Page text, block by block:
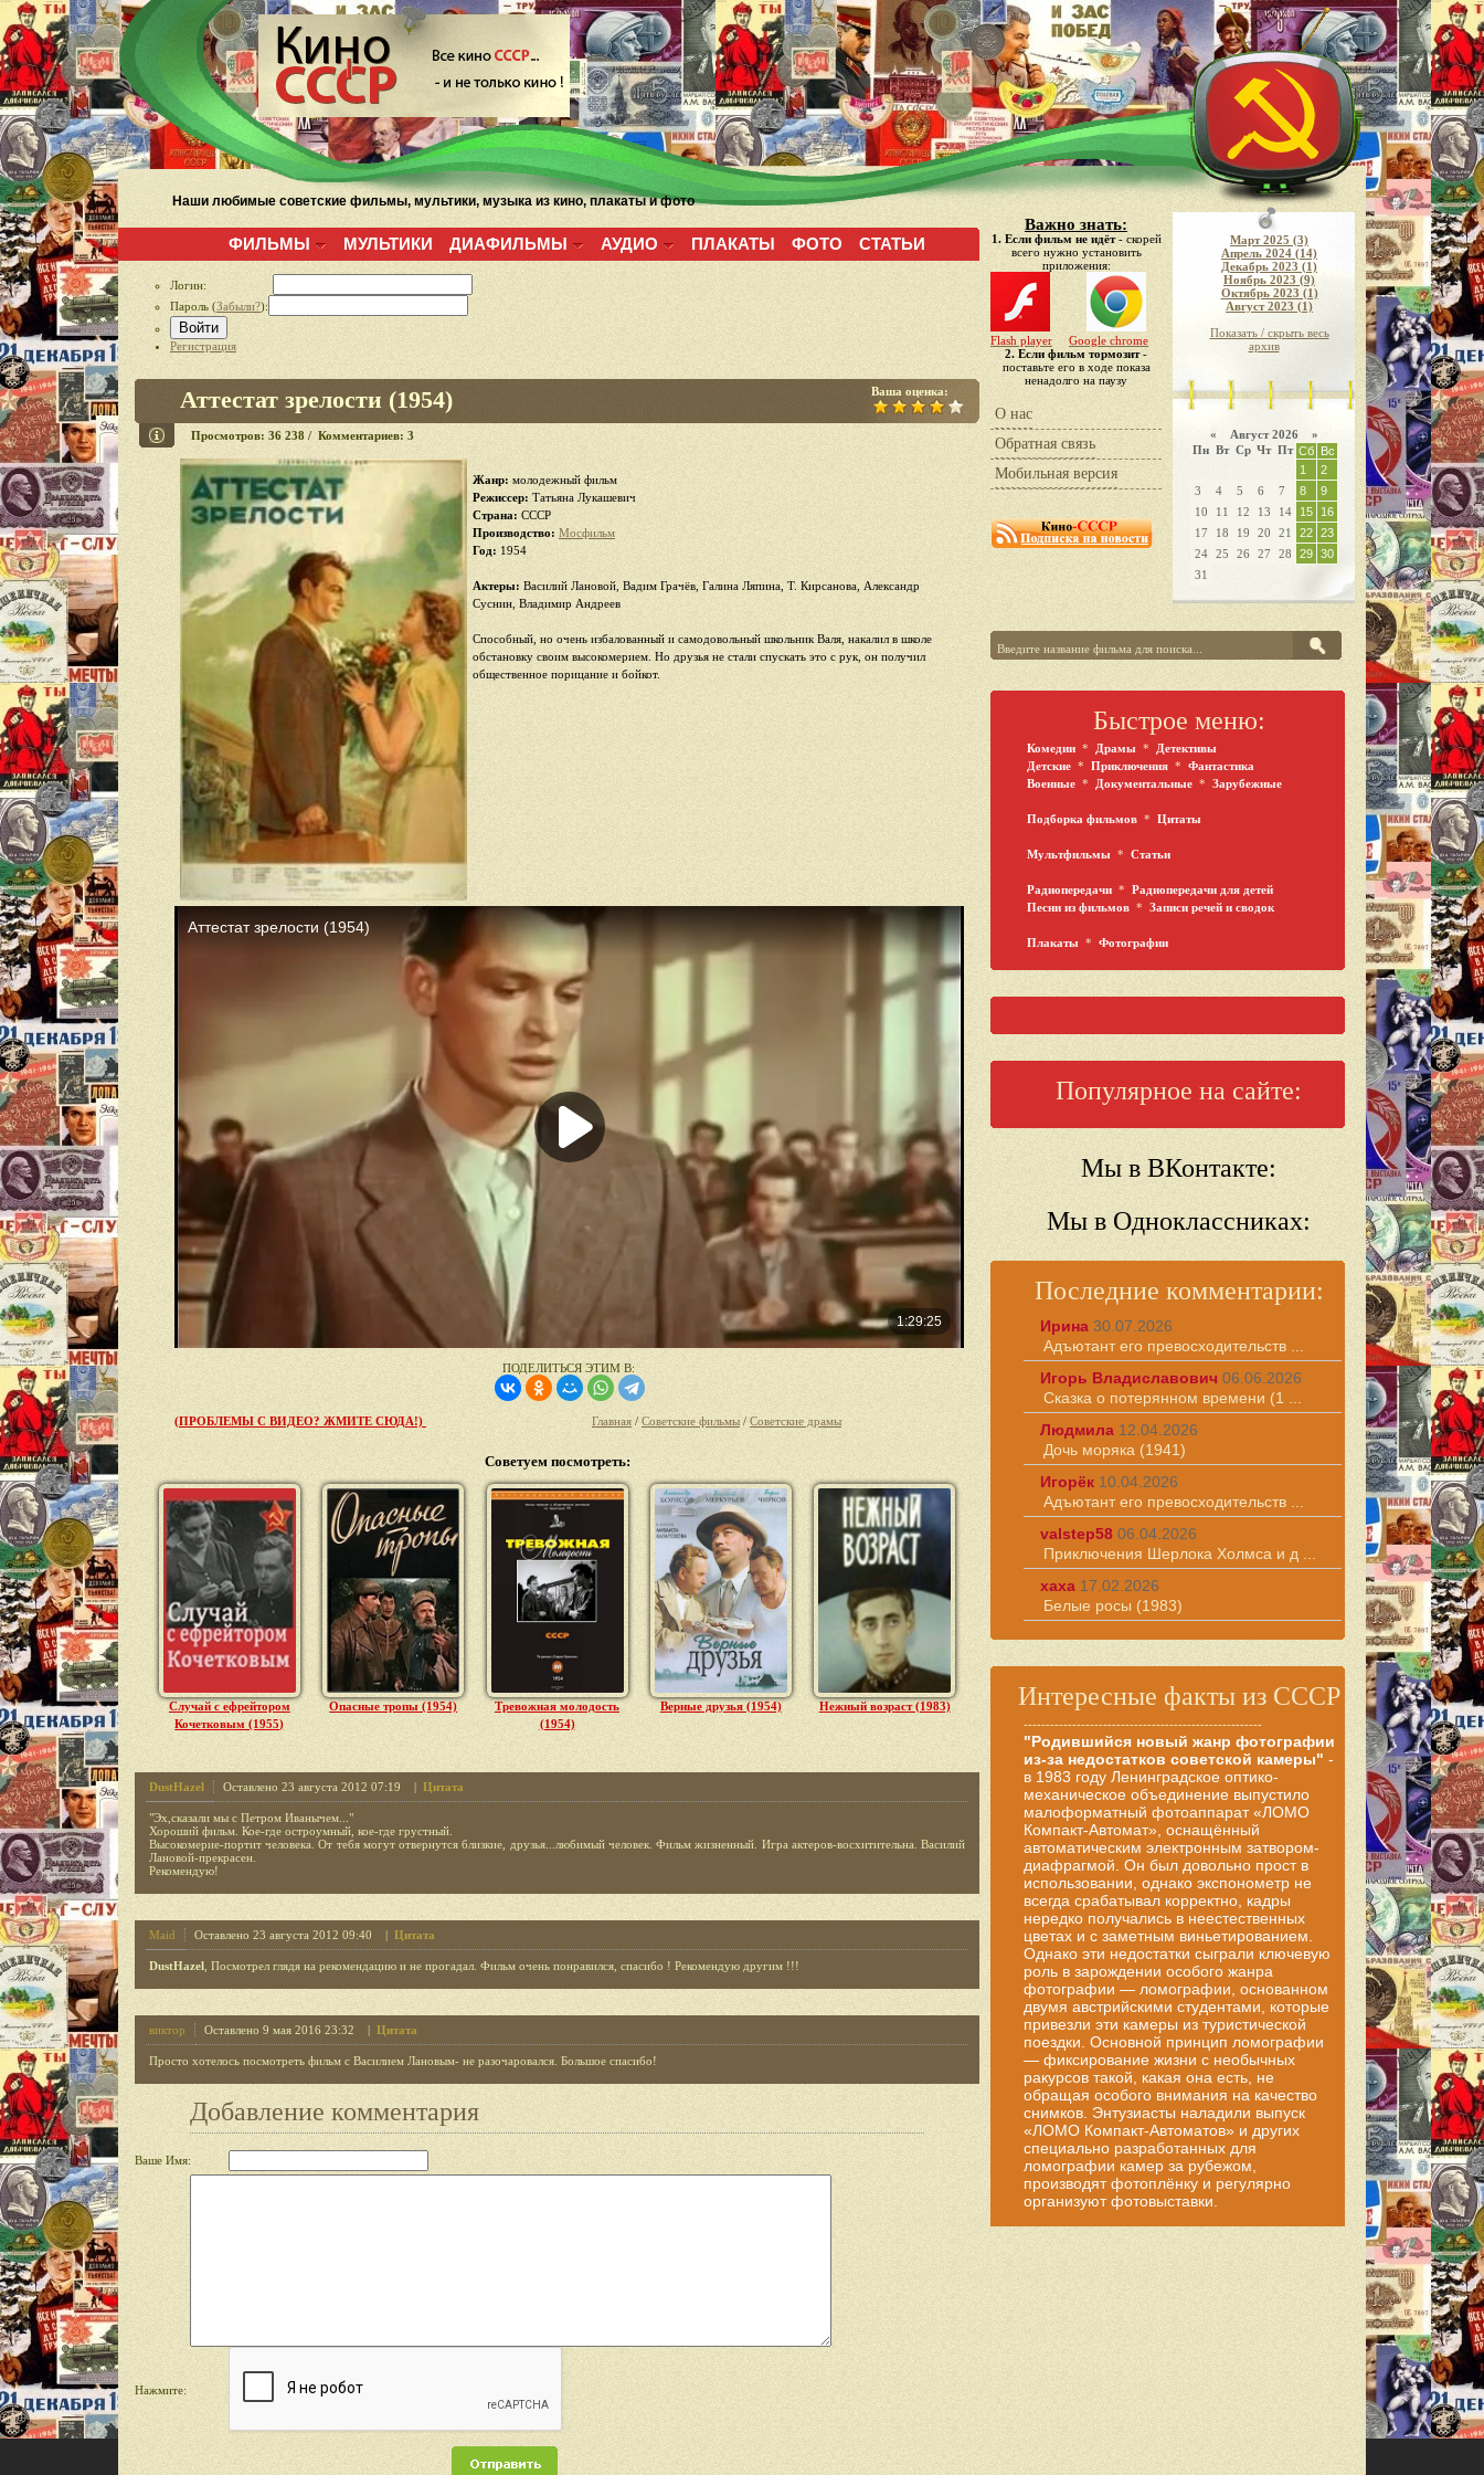
Наши любимые советские фильмы, мультики, музыка из кино, плакаты и фото
ФИЛЬМЫ МУЛЬТИКИ ДИАФИЛЬМЫ АУДИО ПЛАКАТЫ ФОТО СТАТЬИ
Логин:
Пароль (Забыли?):
Войти
Регистрация
Аттестат зрелости (1954) Ваша оценка:
Просмотров: 36 238 / Комментариев: 3
Жанр: молодежный фильм
Режиссер: Татьяна Лукашевич
Страна: СССР
Производство: Мосфильм
Год: 1954
Актеры: Василий Лановой, Вадим Грачёв, Галина Ляпина, Т. Кирсанова, Александр
Суснин, Владимир Андреев
Способный, но очень избалованный и самодовольный школьник Валя, накалил в школе
обстановку своим высокомерием. Но друзья не стали спускать это с рук, он получил
общественное порицание и бойкот.
ПОДЕЛИТЬСЯ ЭТИМ В:
(ПРОБЛЕМЫ С ВИДЕО? ЖМИТЕ СЮДА!) Главная / Советские фильмы / Советские драмы
Советуем посмотреть:
Случай с ефрейтором
Кочетковым (1955)
Опасные тропы (1954)
Тревожная молодость
(1954)
Верные друзья (1954) Нежный возраст (1983)
DustHazel Оставлено 23 августа 2012 07:19 | Цитата
"Эх,сказали мы с Петром Иванычем..."
Хороший фильм. Кое-где остроумный, кое-где грустный.
Высокомерие-портит человека. От тебя могут отвернутся близкие, друзья...любимый человек. Фильм жизненный. Игра актеров-восхитительна. Василий
Лановой-прекрасен.
Рекомендую!
Maid Оставлено 23 августа 2012 09:40 | Цитата
DustHazel , Посмотрел глядя на рекомендацию и не прогадал. Фильм очень понравился, спасибо ! Рекомендую другим !!!
виктор Оставлено 9 мая 2016 23:32 | Цитата
Просто хотелось посмотреть фильм с Василием Лановым- не разочаровался. Большое спасибо!
Добавление комментария
Ваше Имя:
Нажмите:
Важно знать:
1. Если фильм не идёт- скорей
всего нужно установить
приложения:
Flash player
Google chrome
2. Если фильм тормозит-
поставьте его в ходе показа
ненадолго на паузу
О нас
Обратная связь
Мобильная версия
Март 2025 (3)
Апрель 2024 (14)
Декабрь 2023 (1)
Ноябрь 2023 (9)
Октябрь 2023 (1)
Август 2023 (1)
Показать / скрыть весь
архив
« Август 2026 »
Пн Вт Ср Чт Пт Сб Вс
1
2
3
4 5 6 7 8
9
10
11 12 13 14 15
16
17
18 19 20 21 22 23
24 25 26 27 28 29 30
31
Быстрое меню:
Комедии * Драмы *
Детективы
Детские * Приключения * Фантастика
Военные * Документальные * Зарубежные
Подборка фильмов * Цитаты
Мультфильмы * Статьи
Радиопередачи * Радиопередачи для детей
Песни из фильмов * Записи речей и сводок
Плакаты * Фотографии
Популярное на сайте:
Мы в ВКонтакте:
Мы в Одноклассниках:
Последние комментарии:
Ирина 30.07.2026
Адъютант его превосходительств ...
Игорь Владиславович 06.06.2026
Сказка о потерянном времени (1 ...
Людмила 12.04.2026
Дочь моряка (1941)
Игорёк 10.04.2026
Адъютант его превосходительств ...
valstep58 06.04.2026
Приключения Шерлока Холмса и д ...
хаха 17.02.2026
Белые росы (1983)
Интересные факты из СССР
------------------------------------------------------
"Родившийся новый жанр фотографии
из-за недостатков советской камеры" -
в 1983 году Ленинградское оптико-
механическое объединение выпустило
малоформатный фотоаппарат «ЛОМО
Компакт-Автомат», оснащённый
автоматическим электронным затвором-
диафрагмой. Он был довольно прост в
использовании, однако экспонометр не
всегда срабатывал корректно, кадры
нередко получались в неестественных
цветах и с заметным виньетированием.
Однако эти недостатки сыграли ключевую
роль в зарождении особого жанра
фотографии — ломографии, основанном
двумя австрийскими студентами, которые
привезли эти камеры из туристической
поездки. Основной принцип ломографии
— фиксирование жизни с необычных
ракурсов такой, какая она есть, не
обращая особого внимания на качество
снимков. Энтузиасты наладили выпуск
«ЛОМО Компакт-Автоматов» и других
специально разработанных для
ломографии камер за рубежом,
производят фотоплёнку и регулярно
организуют фотовыставки.